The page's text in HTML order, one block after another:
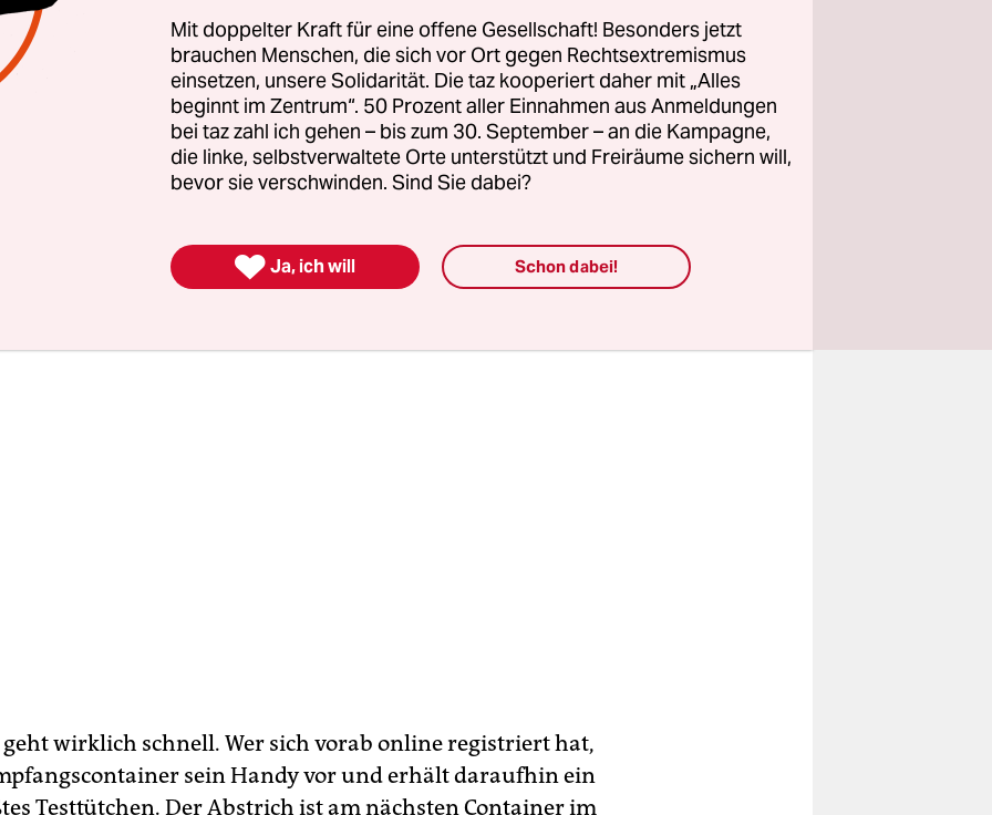
zu erlangen, stellt man sich am kleinen
oben an der Rodelbahn an. Schon der Blick auf die
verrät, dass die wenigsten Einheimische sind: Sie
der Lausitz, aus Thüringen, sogar aus Bayern. In der
auch ein älteres Paar aus Dresden, das hier seit Ostern
genießt. Sie sind beide Wissenschaftler und
für überaus verlässlich. Der Test am fünften Urlaubstag
sie schon Routine.
geht wirklich schnell. Wer sich vorab online registriert hat,
sein Handy vor und erhält daraufhin ein
Testtütchen. Der Abstrich ist am nächsten Container im
Mit doppelter Kraft für eine offene Gesellschaft! Besonders jetzt
brauchen Menschen, die sich vor Ort gegen Rechtsextremismus
einsetzen, unsere Solidarität. Die taz kooperiert daher mit „Alles
beginnt im Zentrum“. 50 Prozent aller Einnahmen aus Anmeldungen
bei taz zahl ich gehen – bis zum 30. September – an die Kampagne,
die linke, selbstverwaltete Orte unterstützt und Freiräume sichern will,
bevor sie verschwinden. Sind Sie dabei?
 Ja, ich will Schon dabei!